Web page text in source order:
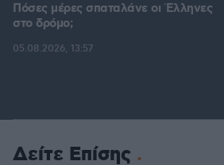
Πόσες μέρες σπαταλάνε οι Έλληνες
στο δρόμο;
05.08.2026, 13:57
Δείτε Επίσης